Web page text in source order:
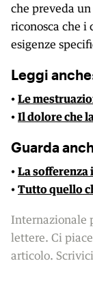
che preveda
riconosca che i
esigenze
Leggi
• Le
• Il dolore che
Guarda
• La
• Tutto quello
Internazionale
lettere. Ci
articolo.